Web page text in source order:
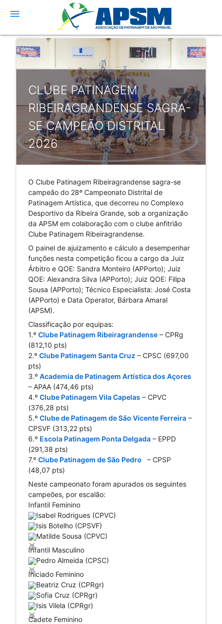
menu
CLUBE PATINAGEM
RIBEIRAGRANDENSE SAGRA-
SE CAMPEÃO DISTRITAL
2026
O Clube Patinagem Ribeiragrandense sagra-se
campeão do 28º Campeonato Distrital de
Patinagem Artística, que decorreu no Complexo
Desportivo da Ribeira Grande, sob a organização
da APSM em colaboração com o clube anfitrião
Clube Patinagem Ribeiragrandense.
O painel de ajuizamento e cálculo a desempenhar
funções nesta competição ficou a cargo da Juiz
Árbitro e QOE: Sandra Monteiro (APPorto); Juiz
QOE: Alexandra Silva (APPorto); Juiz QOE: Filipa
Sousa (APPorto); Técnico Especialista: José Costa
(APPorto) e Data Operator, Bárbara Amaral
(APSM).
Classificação por equipas:
1.º Clube Patinagem Ribeiragrandense – CPRg
(812,10 pts)
2.º Clube Patinagem Santa Cruz – CPSC (697,00
pts)
3.º Academia de Patinagem Artística dos Açores
– APAA (474,46 pts)
4.º Clube Patinagem Vila Capelas – CPVC
(376,28 pts)
5.º Clube de Patinagem de São Vicente Ferreira –
CPSVF (313,22 pts)
6.º Escola Patinagem Ponta Delgada – EPPD
(291,38 pts)
7.º Clube Patinagem de São Pedro
  – CPSP
(48,07 pts)
Neste campeonato foram apurados os seguintes
campeões, por escalão:
Infantil Feminino
Isabel Rodrigues (CPVC)
Isis Botelho (CPSVF)
Matilde Sousa (CPVC)
Infantil Masculino
Pedro Almeida (CPSC)
Iniciado Feminino
Beatriz Cruz (CPRgr)
Sofia Cruz (CPRgr)
Isis Vilela (CPRgr)
Cadete Feminino